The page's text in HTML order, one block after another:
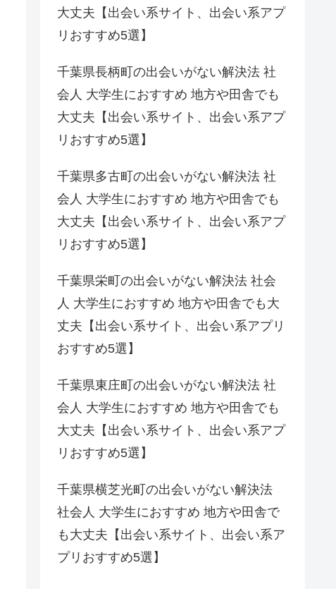
大丈夫【出会い系サイト、出会い系アプ
リおすすめ5選】
千葉県長柄町の出会いがない解決法 社
会人 大学生におすすめ 地方や田舎でも
大丈夫【出会い系サイト、出会い系アプ
リおすすめ5選】
千葉県多古町の出会いがない解決法 社
会人 大学生におすすめ 地方や田舎でも
大丈夫【出会い系サイト、出会い系アプ
リおすすめ5選】
千葉県栄町の出会いがない解決法 社会
人 大学生におすすめ 地方や田舎でも大
丈夫【出会い系サイト、出会い系アプリ
おすすめ5選】
千葉県東庄町の出会いがない解決法 社
会人 大学生におすすめ 地方や田舎でも
大丈夫【出会い系サイト、出会い系アプ
リおすすめ5選】
千葉県横芝光町の出会いがない解決法
社会人 大学生におすすめ 地方や田舎で
も大丈夫【出会い系サイト、出会い系ア
プリおすすめ5選】